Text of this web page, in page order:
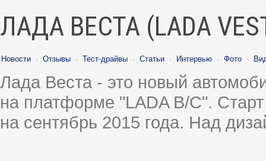
ЛАДА ВЕСТА (LADA
Новости · Отзывы · Тест-драйвы · Статьи · Интервью · Фото ·
Лада Веста - это новый
на платформе "LADA B/C".
на сентябрь 2015 года. Над